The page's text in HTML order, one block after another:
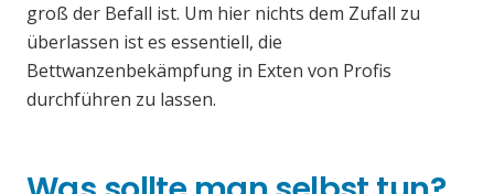
groß der Befall ist. Um hier nichts dem Zufall zu
überlassen ist es essentiell, die
Bettwanzenbekämpfung in Exten von Profis
durchführen zu lassen.